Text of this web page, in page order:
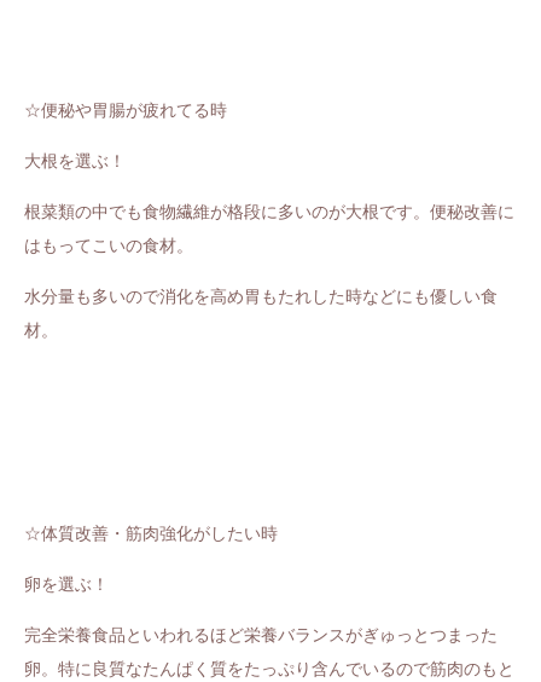
☆便秘や胃腸が疲れてる時
大根を選ぶ！
根菜類の中でも食物繊維が格段に多いのが大根です。便秘改善に
はもってこいの食材。
水分量も多いので消化を高め胃もたれした時などにも優しい食
材。
☆体質改善・筋肉強化がしたい時
卵を選ぶ！
完全栄養食品といわれるほど栄養バランスがぎゅっとつまった
卵。特に良質なたんぱく質をたっぷり含んでいるので筋肉のもと